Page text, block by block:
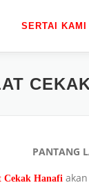
SERTAI KAMI
PANTANG
Cekak Hanafi